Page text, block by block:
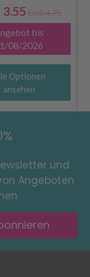
3.55 EUR 4.75
bis
08/2026
Optionen
ansehen
und
Angeboten